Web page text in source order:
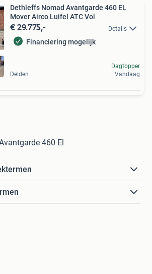
Dethleffs Nomad Avantgarde 460 EL
Mover Airco Luifel ATC Vol
€ 29.775,- Details
Financiering mogelijk
Delden
Dagtopper
Vandaag
460 El